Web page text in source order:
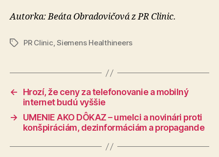
Autorka: Beáta Obradovičová z PR Clinic.
ZnačkyPR Clinic,Siemens Healthineers
←
Hrozí, že ceny za telefonovanie a mobilný
internet budú vyššie
→
UMENIE AKO DÔKAZ – umelci a novinári proti
konšpiráciám, dezinformáciám a propagande